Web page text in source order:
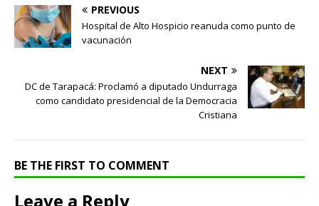
PREVIOUS
Hospital de Alto Hospicio reanuda como punto de
vacunación
NEXT
DC de Tarapacá: Proclamó a diputado Undurraga
como candidato presidencial de la Democracia
Cristiana
BE THE FIRST TO COMMENT
Leave a Reply